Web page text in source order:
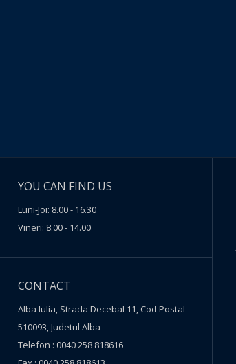
YOU CAN FIND US
Luni-Joi: 8.00 - 16.30
Vineri: 8.00 - 14.00
CONTACT
Alba Iulia, Strada Decebal 11, Cod Postal
510093, Judetul Alba
Telefon : 0040 258 818616